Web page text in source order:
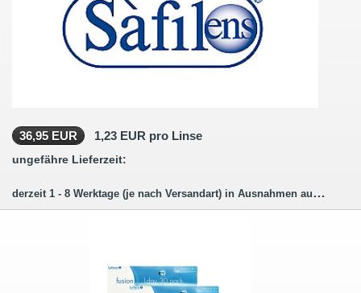
36,95 EUR 1,23 EUR pro Linse
ungefähre Lieferzeit:
derzeit 1 - 8 Werktage (je nach Versandart) in Ausnahmen auch länger.